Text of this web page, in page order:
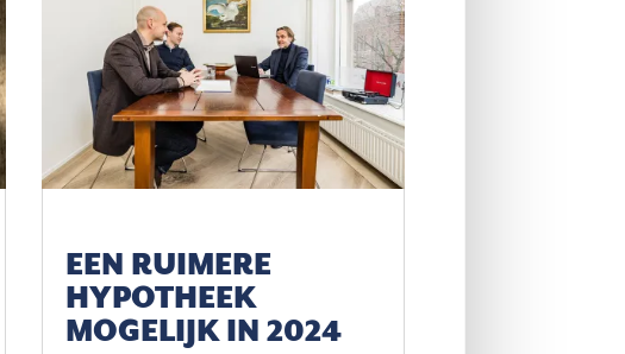
EEN RUIMERE
HYPOTHEEK
MOGELIJK IN 2024